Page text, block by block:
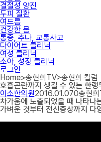
결절성 양진
두피 질환
여드름
건강한 몸
통증, 추나, 교통사고
다이어트 클리닉
여성 클리닉
소아, 성장 클리닉
로그인
Home>송현희TV>송현희 칼럼
호흡곤란까지 생길 수 있는 한랭
이소한의원2016.01.070송현
차가움에 노출되었을 때 나타나
가벼운 것부터 전신증상까지 다